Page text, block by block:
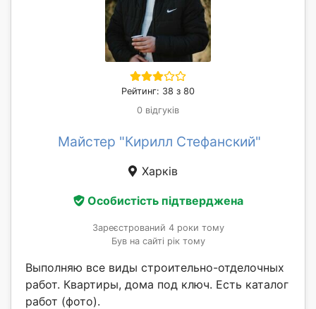
Рейтинг: 38 з 80
0 відгуків
Майстер "Кирилл Стефанский"
Харків
Особистість підтверджена
Зареєстрований 4 роки тому
Був на сайті рік тому
Выполняю все виды строительно-отделочных
работ. Квартиры, дома под ключ. Есть каталог
работ (фото).